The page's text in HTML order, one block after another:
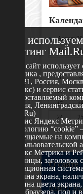
«Август
Пн
3
4
10
11
17
18
24
25
31
О сайте
629802 г.
Мы
Рейтинг
Этот сайт
Метрика ,
119021, Россия,
Яндекс) и сервис
предоставляемый
Россия,
Mail.Ru)
Сервис Яндекс
технологию
размещаемые на
их
Яндекс Метрика и
страницы, заголовок
операционная
ширина экрана,
глубина цвета
окна браузера, пол и